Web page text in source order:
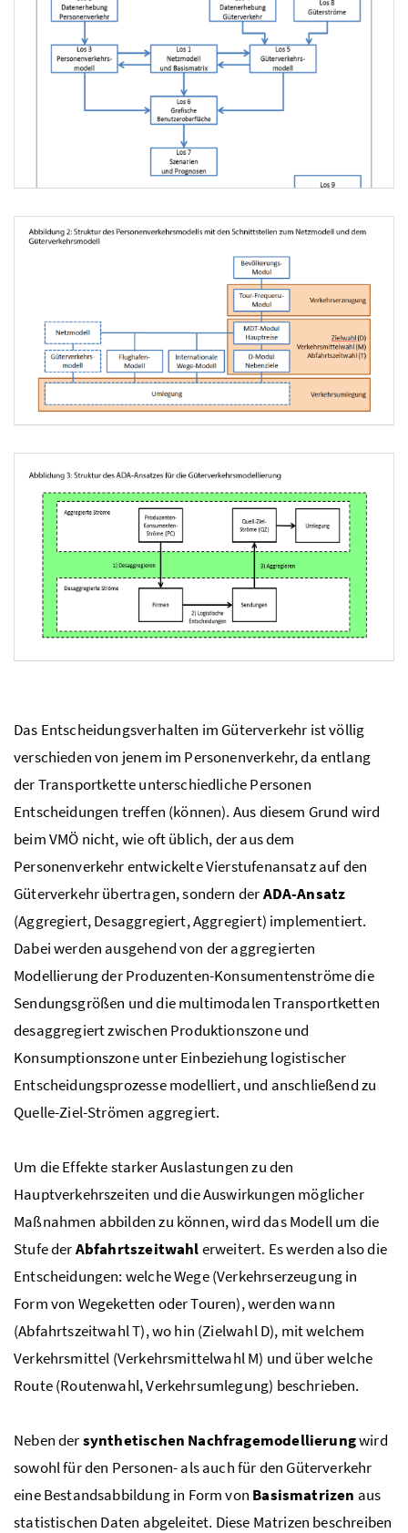
Übersicht der Lose und deren Zusammenspiel
Das Entscheidungsverhalten im Güterverkehr ist völlig
verschieden von jenem im Personenverkehr, da entlang
der Transportkette unterschiedliche Personen
Entscheidungen treffen (können). Aus diesem Grund wird
beimVMÖ nicht, wie oft üblich, der aus dem
Personenverkehr entwickelte Vierstufenansatz auf den
Güterverkehr übertragen, sondern derADA-Ansatz
(Aggregiert, Desaggregiert, Aggregiert) implementiert.
Dabei werden ausgehend von der aggregierten
Modellierung der Produzenten-Konsumentenströme die
Sendungsgrößen und die multimodalen Transportketten
desaggregiert zwischen Produktionszone und
Konsumptionszone unter Einbeziehung logistischer
Entscheidungsprozesse modelliert, und anschließend zu
Quelle-Ziel-Strömen aggregiert.
Um die Effekte starker Auslastungen zu den
Hauptverkehrszeiten und die Auswirkungen möglicher
Maßnahmen abbilden zu können, wird das Modell um die
Stufe derAbfahrtszeitwahlerweitert. Es werden also die
Entscheidungen: welche Wege (Verkehrserzeugung in
Form von Wegeketten oder Touren), werden wann
(Abfahrtszeitwahl T), wo hin (Zielwahl D), mit welchem
Verkehrsmittel (Verkehrsmittelwahl M) und über welche
Route (Routenwahl, Verkehrsumlegung) beschrieben.
Neben dersynthetischen Nachfragemodellierungwird
sowohl für den Personen- als auch für den Güterverkehr
eine Bestandsabbildung in Form von Basismatrizen aus
statistischen Daten abgeleitet. Diese Matrizen beschreiben